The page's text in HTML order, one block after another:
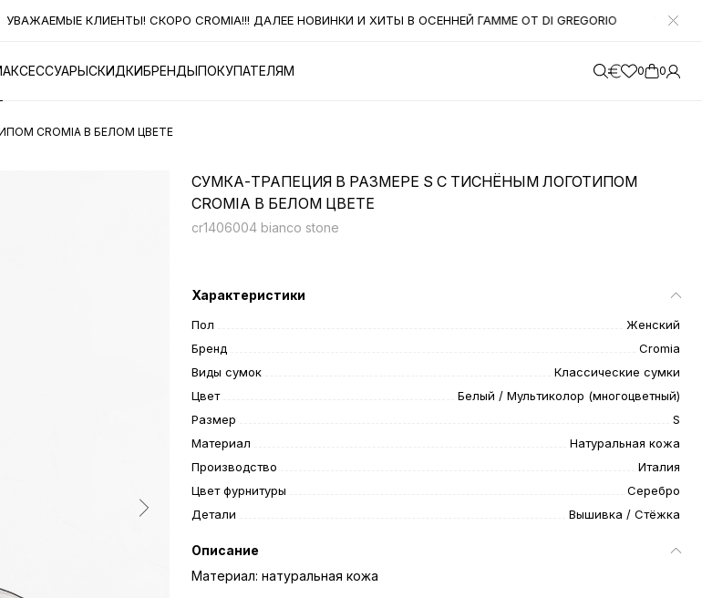
УВАЖАЕМЫЕ КЛИЕНТЫ! СКОРО CROMIA!!! ДАЛЕЕ НОВИНКИ И ХИТЫ В ОСЕННЕЙ ГАММЕ ОТ DI GREGORIO
АКСЕССУАРЫСКИДКИБРЕНДЫПОКУПАТЕЛЯМ 0 0
CROMIA В БЕЛОМ ЦВЕТЕ
СУМКА-ТРАПЕЦИЯ В РАЗМЕРЕ S С ТИСНЁНЫМ ЛОГОТИПОМ
CROMIA В БЕЛОМ ЦВЕТЕ
cr1406004 bianco stone
Характеристики
Пол
Женский
Бренд
Cromia
Виды сумок
Классические сумки
Цвет
Белый / Мультиколор (многоцветный)
Размер
S
Материал
Натуральная кожа
Производство
Италия
Цвет фурнитуры
Серебро
Детали
Вышивка / Стёжка
Описание
Материал: натуральная кожа